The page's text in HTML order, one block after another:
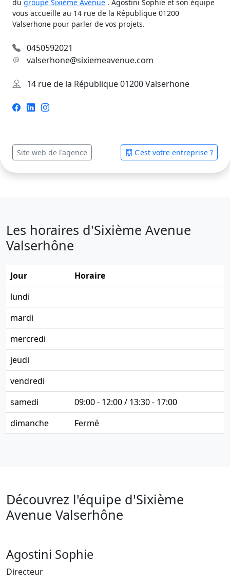
du groupe Sixième Avenue . Agostini Sophie et son équipe
vous accueille au 14 rue de la République 01200
Valserhone pour parler de vos projets.
0450592021
valserhone@sixiemeavenue.com
14 rue de la République 01200 Valserhone
Site web de l'agence C'est votre entreprise ?
Les horaires d'Sixième Avenue
Valserhône
Jour
Horaire
lundi
mardi
mercredi
jeudi
vendredi
samedi
09:00 - 12:00 / 13:30 - 17:00
dimanche
Fermé
Découvrez l'équipe d'Sixième
Avenue Valserhône
Agostini Sophie
Directeur